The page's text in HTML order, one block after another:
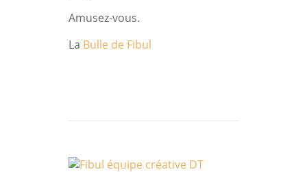
Amusez-vous.
La Bulle de Fibul